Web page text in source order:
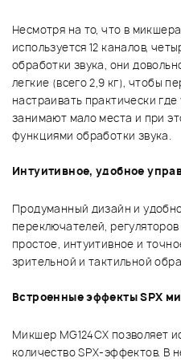
Несмотря на то, что в
используется 12 каналов,
обработки звука, они
легкие (всего 2,9 кг), чтобы
настраивать практически
занимают мало места и при
функциями обработки звука.
Интуитивное, удобное
Продуманный дизайн и
переключателей,
простое, интуитивное и
зрительной и тактильной
Встроенные эффекты SPX
Микшер MG124CX позволяет
количество SPX-эффектов. В